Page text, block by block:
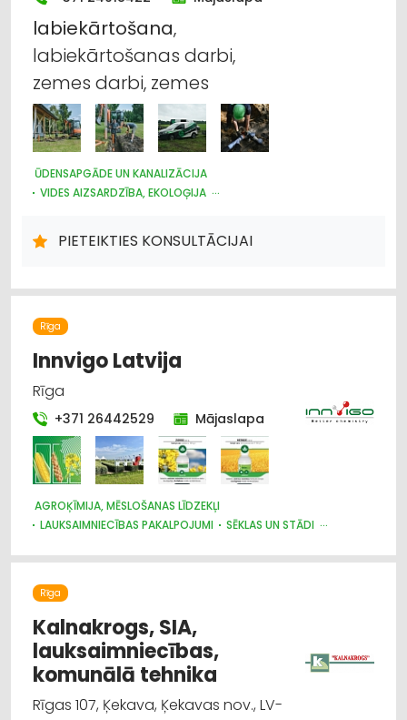
labiekārtošana,
labiekārtošanas darbi,
zemes darbi, zemes
ŪDENSAPGĀDE UN KANALIZĀCIJA
VIDES AIZSARDZĪBA, EKOLOĢIJA
LABIEKĀRTOŠANA, APZAĻUMOŠANA
PIETEIKTIES KONSULTĀCIJAI
Rīga
Innvigo Latvija
Rīga
+371 26442529 Mājaslapa
AGROĶĪMIJA, MĒSLOŠANAS LĪDZEKĻI
LAUKSAIMNIECĪBAS PAKALPOJUMI
SĒKLAS UN STĀDI
DĀRZA TEHNIKA UN INVENTĀRS
Rīga
Kalnakrogs, SIA,
lauksaimniecības,
komunālā tehnika
Rīgas 107, Ķekava, Ķekavas nov., LV-